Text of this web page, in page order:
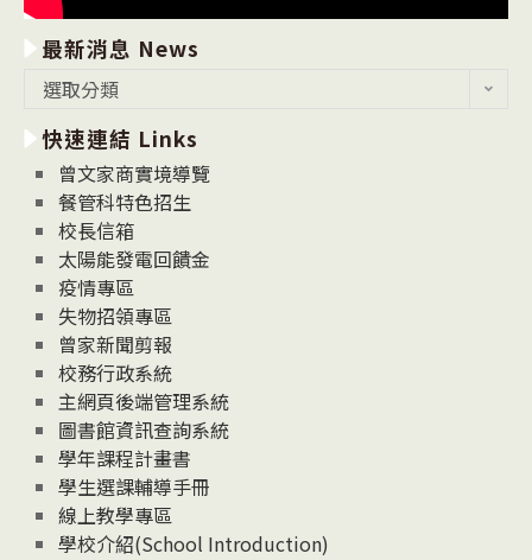
最新消息 News
消
息
News
選取分類
快速連結 Links
曾文家商實境導覽
餐管科特色招生
校長信箱
太陽能發電回饋金
疫情專區
失物招領專區
曾家新聞剪報
校務行政系統
主網頁後端管理系統
圖書館資訊查詢系統
學年課程計畫書
學生選課輔導手冊
線上教學專區
學校介紹(School Introduction)